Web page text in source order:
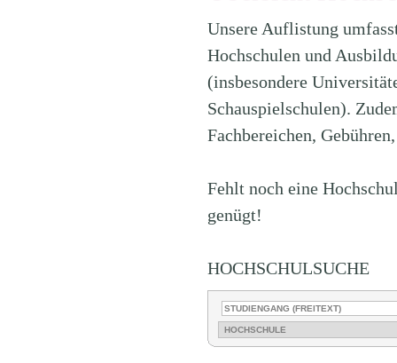
Unsere Auflistung
Hochschulen und
(insbesondere
Schauspielschulen).
Fachbereichen,
Fehlt noch eine
genügt!
HOCHSCHULSUCHE